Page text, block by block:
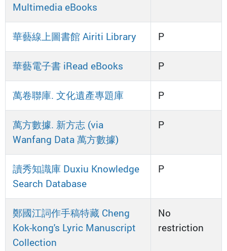
Multimedia eBooks
華藝線上圖書館 Airiti Library P
華藝電子書 iRead eBooks P
萬卷聯庫. 文化遺產專題庫 P
萬方數據. 新方志 (via
Wanfang Data 萬方數據)
P
讀秀知識庫 Duxiu Knowledge
Search Database
P
鄭國江詞作手稿特藏 Cheng
Kok-kong's Lyric Manuscript
Collection
No
restriction